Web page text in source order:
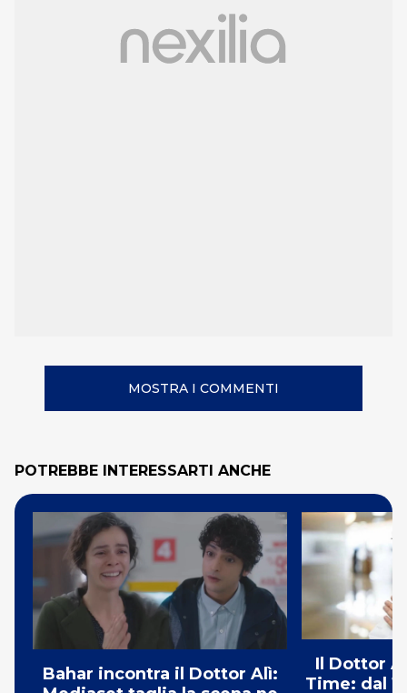
MOSTRA I COMMENTI
POTREBBE INTERESSARTI ANCHE
Bahar incontra il Dottor Alì:
Il Dottor
Time: dal